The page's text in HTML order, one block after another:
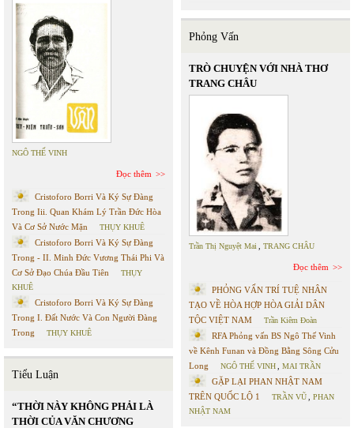
NGÔ THẾ VINH
Đọc thêm
Cristoforo Borri Và Ký Sự Đàng
Trong Iii. Quan Khám Lý Trần Đức Hòa
Và Cơ Sở Nước Mặn
THỤY KHUÊ
Cristoforo Borri Và Ký Sự Đàng
Trong - II. Minh Đức Vương Thái Phi Và
Cơ Sở Đạo Chúa Đầu Tiên
THỤY
KHUÊ
Cristoforo Borri Và Ký Sự Đàng
Trong I. Đất Nước Và Con Người Đàng
Trong
THỤY KHUÊ
Tiểu Luận
“THỜI NÀY KHÔNG PHẢI LÀ
THỜI CỦA VĂN CHƯƠNG
Phỏng Vấn
TRÒ CHUYỆN VỚI NHÀ THƠ
TRANG CHÂU
Trần Thị Nguyệt Mai TRANG CHÂU
Đọc thêm
PHỎNG VẤN TRÍ TUỆ NHÂN
TẠO VỀ HÒA HỢP HÒA GIẢI DÂN
TỘC VIỆT NAM
Trần Kiêm Đoàn
RFA Phỏng vấn BS Ngô Thế Vinh
về Kênh Funan và Đồng Bằng Sông Cửu
Long
NGÔ THẾ VINH MAI TRẦN
GẶP LẠI PHAN NHẬT NAM
TRÊN QUỐC LỘ 1
TRẦN VŨ
PHAN
NHẬT NAM